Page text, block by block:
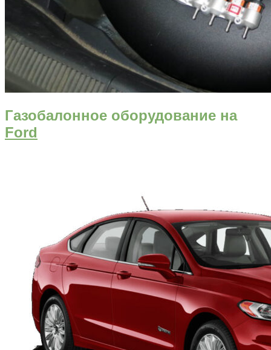
Газобалонное оборудование на
Ford